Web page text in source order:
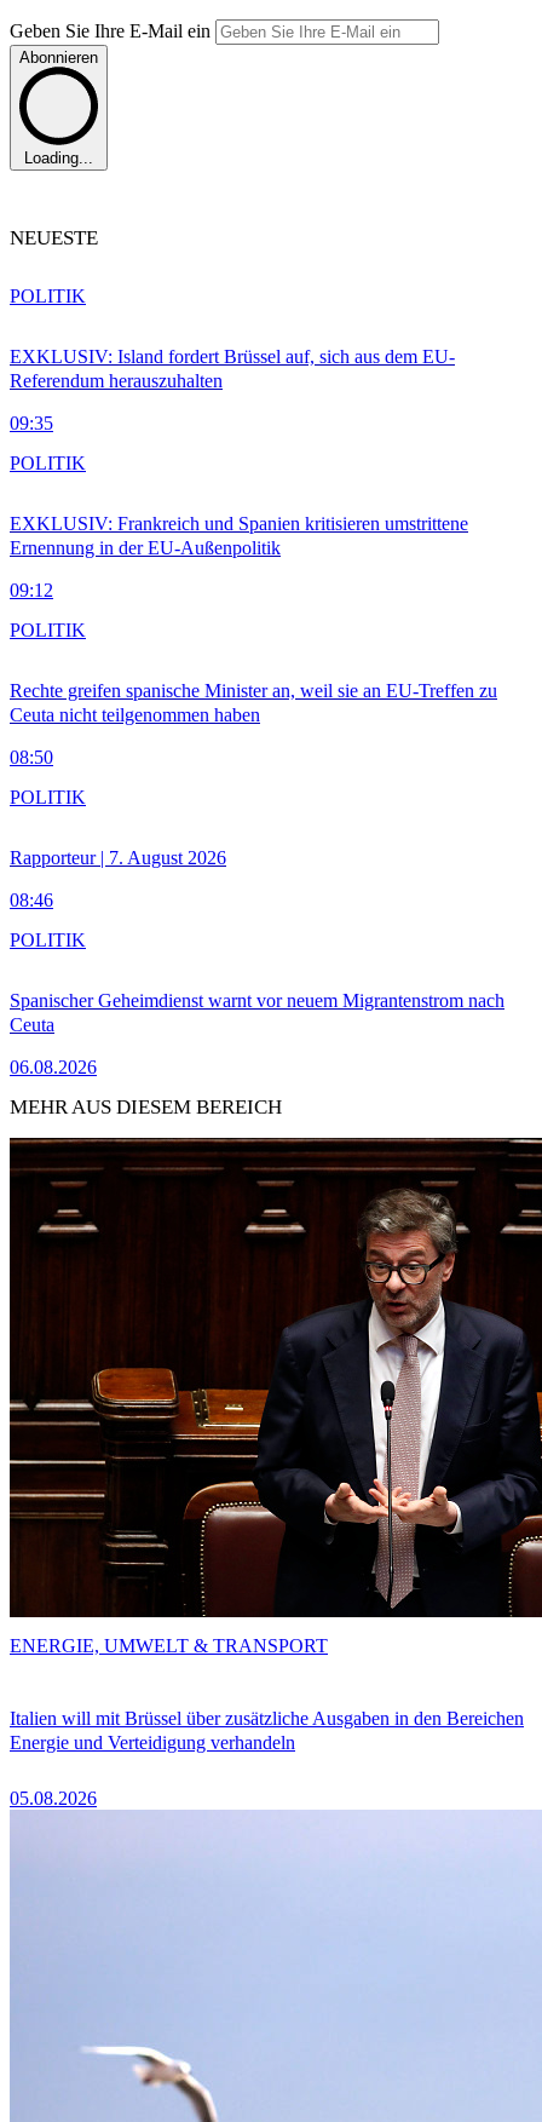
Geben Sie Ihre E-Mail ein
Abonnieren
Loading...
NEUESTE
EXKLUSIV: Island fordert Brüssel auf, sich aus dem EU-
Referendum herauszuhalten
09:35
POLITIK
EXKLUSIV: Frankreich und Spanien kritisieren umstrittene
Ernennung in der EU-Außenpolitik
09:12
POLITIK
Rechte greifen spanische Minister an, weil sie an EU-Treffen zu
Ceuta nicht teilgenommen haben
08:50
POLITIK
Rapporteur | 7. August 2026
08:46
POLITIK
Spanischer Geheimdienst warnt vor neuem Migrantenstrom nach
Ceuta
06.08.2026
POLITIK
MEHR AUS DIESEM BEREICH
Italien will mit Brüssel über zusätzliche Ausgaben in den Bereichen
Energie und Verteidigung verhandeln
05.08.2026
ENERGIE, UMWELT & TRANSPORT